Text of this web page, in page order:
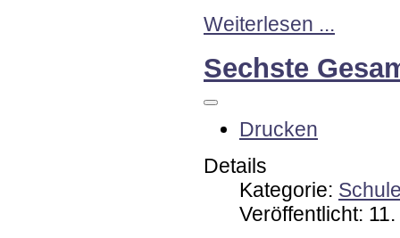
Weiterlesen ...
Sechste
Drucken
Details
Kategorie:
Veröffentlicht: